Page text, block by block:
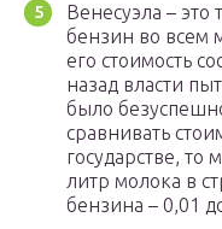
Венесуэла –
бензин во всем
его стоимость
назад власти
было
сравнивать
государстве,
литр молока в
бензина – 0,01